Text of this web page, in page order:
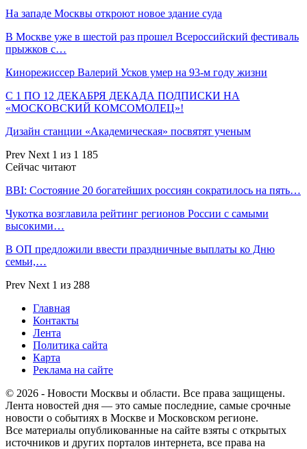
На западе Москвы откроют новое здание суда
В Москве уже в шестой раз прошел Всероссийский фестиваль
прыжков с…
Кинорежиссер Валерий Усков умер на 93-м году жизни
С 1 ПО 12 ДЕКАБРЯ ДЕКАДА ПОДПИСКИ НА
«МОСКОВСКИЙ КОМСОМОЛЕЦ»!
Дизайн станции «Академическая» посвятят ученым
Prev Next 1 из 1 185
Сейчас читают
BBI: Состояние 20 богатейших россиян сократилось на пять…
Чукотка возглавила рейтинг регионов России с самыми
высокими…
В ОП предложили ввести праздничные выплаты ко Дню
семьи,…
Prev Next 1 из 288
Главная
Контакты
Лента
Политика сайта
Карта
Реклама на сайте
© 2026 - Новости Москвы и области. Все права защищены.
Лента новостей дня — это самые последние, самые срочные
новости о событиях в Москве и Московском регионе.
Все материалы опубликованные на сайте взяты с открытых
источников и других порталов интернета, все права на